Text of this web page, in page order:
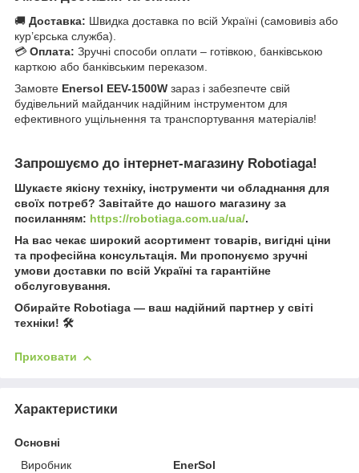
🚚 Доставка: Швидка доставка по всій Україні (самовивіз або
кур’єрська служба).
💳 Оплата: Зручні способи оплати – готівкою, банківською
карткою або банківським переказом.
Замовте Enersol EEV-1500W зараз і забезпечте свій
будівельний майданчик надійним інструментом для
ефективного ущільнення та транспортування матеріалів!
Запрошуємо до інтернет-магазину Robotiaga!
Шукаєте якісну техніку, інструменти чи обладнання для
своїх потреб? Завітайте до нашого магазину за
посиланням: https://robotiaga.com.ua/ua/.
На вас чекає широкий асортимент товарів, вигідні ціни
та професійна консультація. Ми пропонуємо зручні
умови доставки по всій Україні та гарантійне
обслуговування.
Обирайте Robotiaga — ваш надійний партнер у світі
техніки! 🛠️
Приховати
Характеристики
Основні
Виробник
EnerSol